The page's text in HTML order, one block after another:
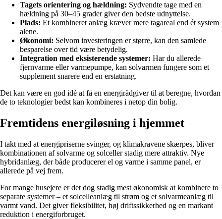
Tagets orientering og hældning: Sydvendte tage med en
hældning på 30–45 grader giver den bedste udnyttelse.
Plads: Et kombineret anlæg kræver mere tagareal end ét system
alene.
Økonomi: Selvom investeringen er større, kan den samlede
besparelse over tid være betydelig.
Integration med eksisterende systemer: Har du allerede
fjernvarme eller varmepumpe, kan solvarmen fungere som et
supplement snarere end en erstatning.
Det kan være en god idé at få en energirådgiver til at beregne, hvordan
de to teknologier bedst kan kombineres i netop din bolig.
Fremtidens energiløsning i hjemmet
I takt med at energipriserne svinger, og klimakravene skærpes, bliver
kombinationen af solvarme og solceller stadig mere attraktiv. Nye
hybridanlæg, der både producerer el og varme i samme panel, er
allerede på vej frem.
For mange husejere er det dog stadig mest økonomisk at kombinere to
separate systemer – et solcelleanlæg til strøm og et solvarmeanlæg til
varmt vand. Det giver fleksibilitet, høj driftssikkerhed og en markant
reduktion i energiforbruget.